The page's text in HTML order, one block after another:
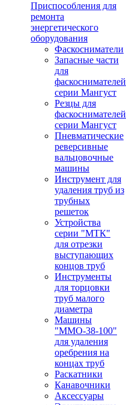
Приспособления для
ремонта
энергетического
оборудования
Фаскосниматели
Запасные части
для
фаскоснимателей
серии Мангуст
Резцы для
фаскоснимателей
серии Мангуст
Пневматические
реверсивные
вальцовочные
машины
Инструмент для
удаления труб из
трубных
решеток
Устройства
серии "МТК"
для отрезки
выступающих
концов труб
Инструменты
для торцовки
труб малого
диаметра
Машины
"ММО-38-100"
для удаления
оребрения на
концах труб
Раскатники
Канавочники
Аксессуары